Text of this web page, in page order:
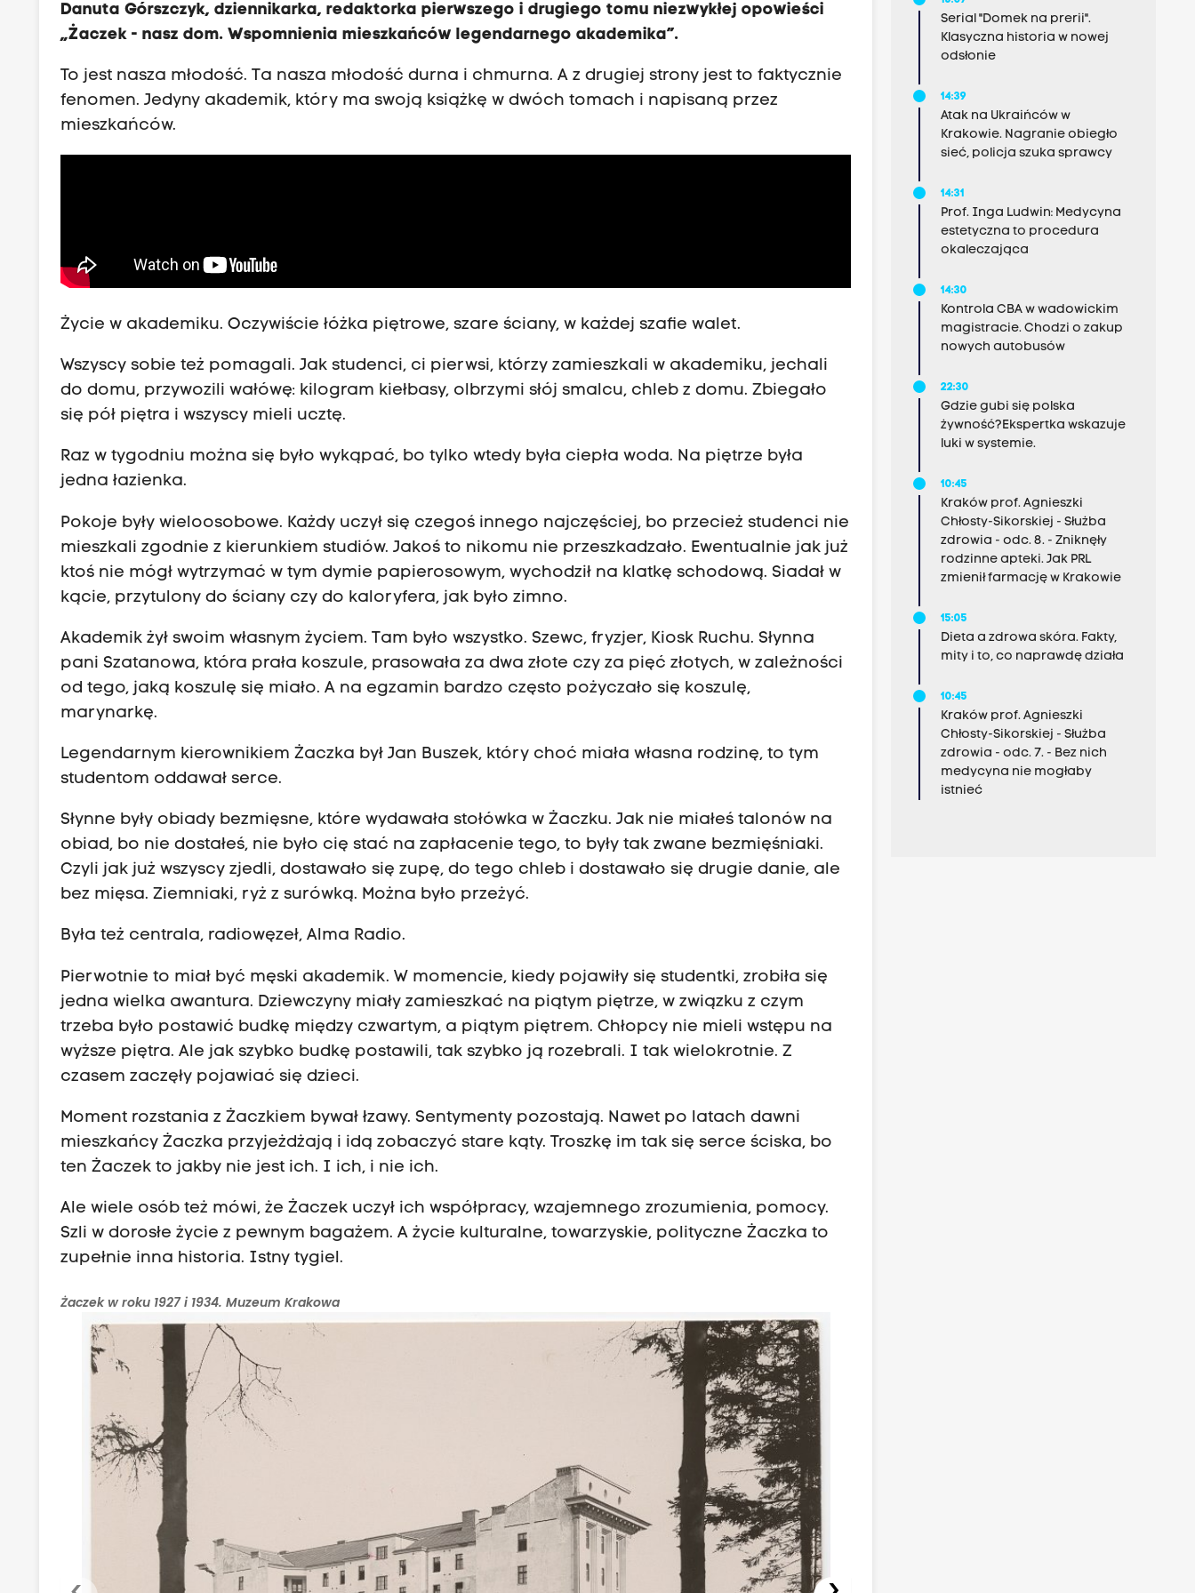
Danuta Górszczyk, dziennikarka, redaktorka pierwszego i drugiego tomu niezwykłej opowieści
„Żaczek - nasz dom. Wspomnienia mieszkańców legendarnego akademika”.
To jest nasza młodość. Ta nasza młodość durna i chmurna. A z drugiej strony jest to faktycznie
fenomen. Jedyny akademik, który ma swoją książkę w dwóch tomach i napisaną przez
mieszkańców.
Życie w akademiku. Oczywiście łóżka piętrowe, szare ściany, w każdej szafie walet.
Wszyscy sobie też pomagali. Jak studenci, ci pierwsi, którzy zamieszkali w akademiku, jechali
do domu, przywozili wałówę: kilogram kiełbasy, olbrzymi słój smalcu, chleb z domu. Zbiegało
się pół piętra i wszyscy mieli ucztę.
Raz w tygodniu można się było wykąpać, bo tylko wtedy była ciepła woda. Na piętrze była
jedna łazienka.
Pokoje były wieloosobowe. Każdy uczył się czegoś innego najczęściej, bo przecież studenci nie
mieszkali zgodnie z kierunkiem studiów. Jakoś to nikomu nie przeszkadzało. Ewentualnie jak już
ktoś nie mógł wytrzymać w tym dymie papierosowym, wychodził na klatkę schodową. Siadał w
kącie, przytulony do ściany czy do kaloryfera, jak było zimno.
Akademik żył swoim własnym życiem. Tam było wszystko. Szewc, fryzjer, Kiosk Ruchu. Słynna
pani Szatanowa, która prała koszule, prasowała za dwa złote czy za pięć złotych, w zależności
od tego, jaką koszulę się miało. A na egzamin bardzo często pożyczało się koszulę,
marynarkę.
Legendarnym kierownikiem Żaczka był Jan Buszek, który choć miała własna rodzinę, to tym
studentom oddawał serce.
Słynne były obiady bezmięsne, które wydawała stołówka w Żaczku. Jak nie miałeś talonów na
obiad, bo nie dostałeś, nie było cię stać na zapłacenie tego, to były tak zwane bezmięśniaki.
Czyli jak już wszyscy zjedli, dostawało się zupę, do tego chleb i dostawało się drugie danie, ale
bez mięsa. Ziemniaki, ryż z surówką. Można było przeżyć.
Była też centrala, radiowęzeł, Alma Radio.
Pierwotnie to miał być męski akademik. W momencie, kiedy pojawiły się studentki, zrobiła się
jedna wielka awantura. Dziewczyny miały zamieszkać na piątym piętrze, w związku z czym
trzeba było postawić budkę między czwartym, a piątym piętrem. Chłopcy nie mieli wstępu na
wyższe piętra. Ale jak szybko budkę postawili, tak szybko ją rozebrali. I tak wielokrotnie. Z
czasem zaczęły pojawiać się dzieci.
Moment rozstania z Żaczkiem bywał łzawy. Sentymenty pozostają. Nawet po latach dawni
mieszkańcy Żaczka przyjeżdżają i idą zobaczyć stare kąty. Troszkę im tak się serce ściska, bo
ten Żaczek to jakby nie jest ich. I ich, i nie ich.
Ale wiele osób też mówi, że Żaczek uczył ich współpracy, wzajemnego zrozumienia, pomocy.
Szli w dorosłe życie z pewnym bagażem. A życie kulturalne, towarzyskie, polityczne Żaczka to
zupełnie inna historia. Istny tygiel.
Żaczek w roku 1927 i 1934. Muzeum Krakowa
Serial "Domek na prerii".
Klasyczna historia w nowej
odsłonie
14:39
Atak na Ukraińców w
Krakowie. Nagranie obiegło
sieć, policja szuka sprawcy
14:31
Prof. Inga Ludwin: Medycyna
estetyczna to procedura
okaleczająca
14:30
Kontrola CBA w wadowickim
magistracie. Chodzi o zakup
nowych autobusów
22:30
Gdzie gubi się polska
żywność?Ekspertka wskazuje
luki w systemie.
10:45
Kraków prof. Agnieszki
Chłosty-Sikorskiej - Służba
zdrowia - odc. 8. - Zniknęły
rodzinne apteki. Jak PRL
zmienił farmację w Krakowie
15:05
Dieta a zdrowa skóra. Fakty,
mity i to, co naprawdę działa
10:45
Kraków prof. Agnieszki
Chłosty-Sikorskiej - Służba
zdrowia - odc. 7. - Bez nich
medycyna nie mogłaby
istnieć